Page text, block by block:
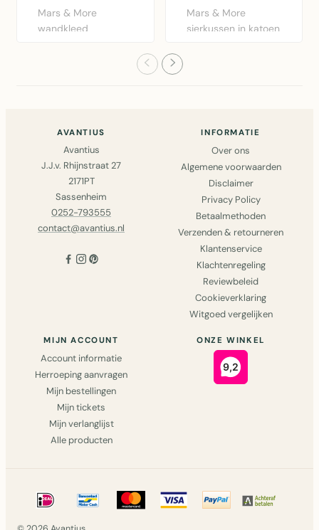
Mars & More
wandkleed
Mars & More
sierkussen in katoen
AVANTIUS
Avantius
J.J.v. Rhijnstraat 27
2171PT
Sassenheim
0252-793555
contact@avantius.nl
INFORMATIE
Over ons
Algemene voorwaarden
Disclaimer
Privacy Policy
Betaalmethoden
Verzenden & retourneren
Klantenservice
Klachtenregeling
Reviewbeleid
Cookieverklaring
Witgoed vergelijken
MIJN ACCOUNT
Account informatie
Herroeping aanvragen
Mijn bestellingen
Mijn tickets
Mijn verlanglijst
Alle producten
ONZE WINKEL